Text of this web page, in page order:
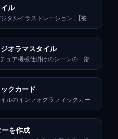
その形状を変更しないようにし
Cinema 4Dスタイルの製品照明
ように感じられるべきです。
があり創造的な解釈"
ル
タルイラストレーション、[被写
ーディング、白背景または淡い
ーインフォグラフィックスに似
オラマスタイル
ア機械仕掛けのシーンの一部に
車と車輪を備えたゼンマイ仕掛
クカード
ルのインフォグラフィックカー
を引きつけるため、赤と黒を交
ーを作成